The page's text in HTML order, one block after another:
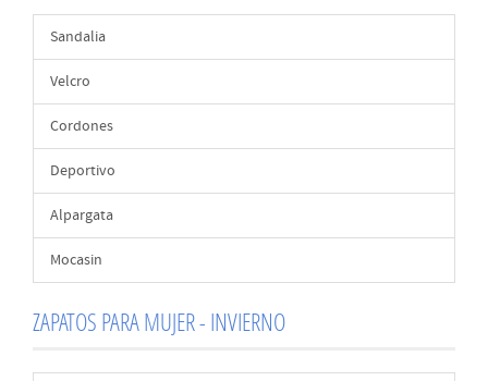
Sandalia
Velcro
Cordones
Deportivo
Alpargata
Mocasin
ZAPATOS PARA MUJER - INVIERNO